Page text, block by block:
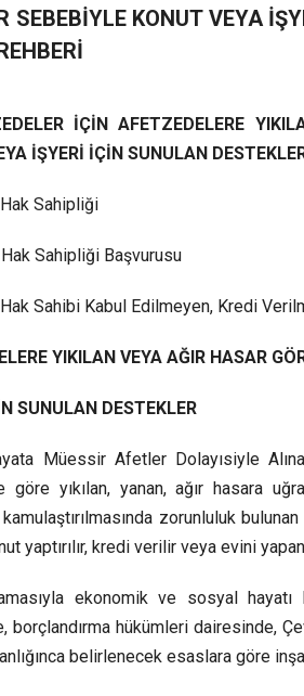
SEBEBİYLE KONUT VEYA
İÇİN AFETZEDELERE
İŞYERİ İÇİN SUNULAN
Hak Sahipliği
Hak Sahipliği Başvurusu
Hak Sahibi Kabul Edilmeyen, Kredi
YIKILAN VEYA AĞIR HASAR
SUNULAN DESTEKLER
Müessir Afetler Dolayısiyle
göre yıkılan, yanan, ağır hasara
zorunluluk
yaptırılır, kredi verilir veya evini
ekonomik ve sosyal
borçlandırma hükümleri dairesinde,
belirlenecek esaslara göre